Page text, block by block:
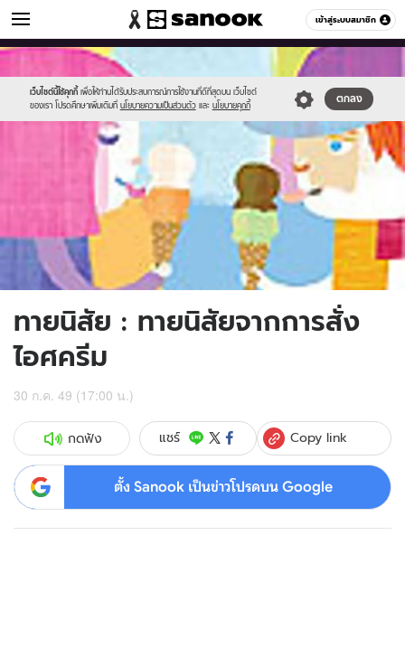
เข้าสู่ระบบสมาชิก
ดูดวง หมวดอื่นๆ
เว็บไซต์นี้ใช้คุกกี้ เพื่อให้ท่านได้รับประสบการณ์การใช้งานที่ดีที่สุดบน เว็บไซต์
ของเรา โปรดศึกษาเพิ่มเติมที่ นโยบายความเป็นส่วนตัว และ นโยบายคุกกี้
ตกลง
Sanook
//s.isanook.com/sr/0/images/logo-
new-
sanook.png
600
60
//s.isanook.com/ho/0/ud/0/3821/m_01700_001.jpg
ทายนิสัย : ทายนิสัยจากการสั่ง
ไอศครีม
30 ก.ค. 49 (17:00 น.)
กดฟัง แชร์ Copy link
ตั้ง Sanook เป็นข่าวโปรดบน Google